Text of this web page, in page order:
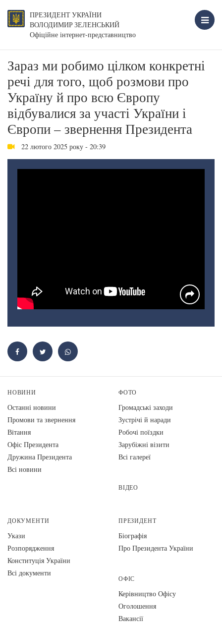
ПРЕЗИДЕНТ УКРАЇНИ
ВОЛОДИМИР ЗЕЛЕНСЬКИЙ
Офіційне інтернет-представництво
Зараз ми робимо цілком конкретні
речі для того, щоб розмови про
Україну й про всю Європу
відбувалися за участі України і
Європи – звернення Президента
22 лютого 2025 року - 20:39
НОВИНИ
Останні новини
Промови та звернення
Вiтання
Офіс Президента
Дружина Президента
Всі новини
ФОТО
Громадські заходи
Зустрічі й наради
Робочі поїздки
Зарубіжні візити
Всі галереї
ВІДЕО
ДОКУМЕНТИ
Укази
Розпорядження
Конституція України
Всі документи
ПРЕЗИДЕНТ
Біографія
Про Президента України
ОФІС
Керівництво Офісу
Оголошення
Вакансії